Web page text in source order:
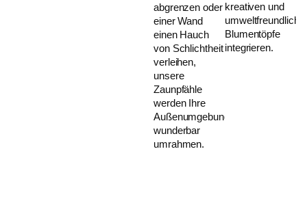
abgrenzen oder
einer Wand
einen Hauch
von Schlichtheit
verleihen,
unsere
Zaunpfähle
werden Ihre
Außenumgebung
wunderbar
umrahmen.
kreativen und
Blumentöpfe
integrieren.